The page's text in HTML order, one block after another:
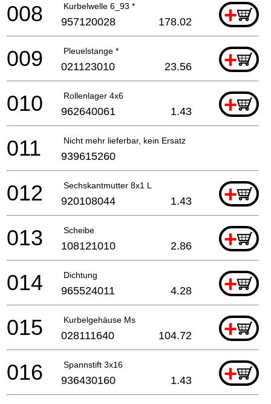
Kurbelwelle 6_93 * +
008 957120028 178.02
Pleuelstange * +
009 021123010 23.56
Rollenlager 4x6 +
010 962640061 1.43
Nicht mehr lieferbar, kein Ersatz
011 939615260
Sechskantmutter 8x1 L +
012 920108044 1.43
Scheibe +
013 108121010 2.86
Dichtung +
014 965524011 4.28
Kurbelgehäuse Ms +
015 028111640 104.72
Spannstift 3x16 +
016 936430160 1.43